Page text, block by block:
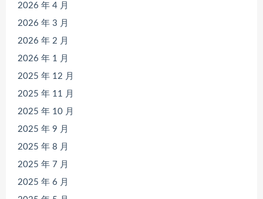
2026 年 4 月
2026 年 3 月
2026 年 2 月
2026 年 1 月
2025 年 12 月
2025 年 11 月
2025 年 10 月
2025 年 9 月
2025 年 8 月
2025 年 7 月
2025 年 6 月